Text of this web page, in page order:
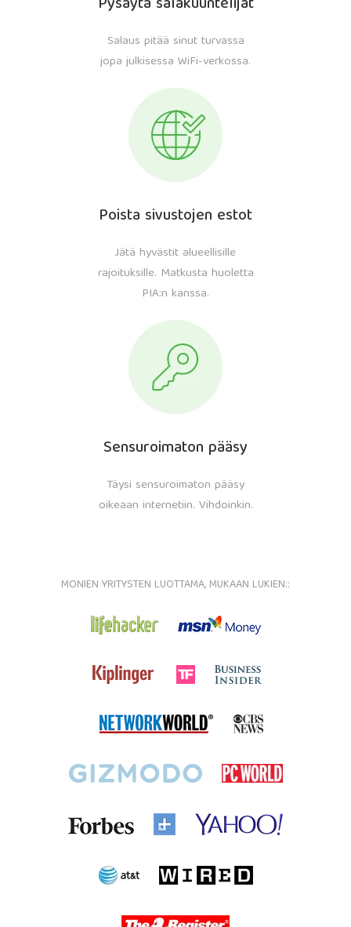
Salaus pitää sinut turvassa
jopa julkisessa WiFi-verkossa.
Poista sivustojen estot
Jätä hyvästit alueellisille
rajoituksille. Matkusta huoletta
PIA:n kanssa.
Sensuroimaton pääsy
Täysi sensuroimaton pääsy
oikeaan internetiin. Vihdoinkin.
MONIEN YRITYSTEN LUOTTAMA, MUKAAN LUKIEN::